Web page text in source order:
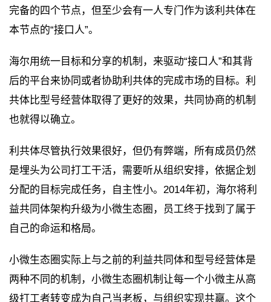
完备的四个节点，但至少会有一人专门作为该利共体在
本节点的“接口人”。
海尔用统一目标和分享的机制，来驱动“接口人”和其背
后的平台来协同或者协助利共体的完成市场的目标。利
共体比型号经营体取得了更好的效果，共同协商的机制
也就得以确立。
利共体尽管执行效果很好，但仍有弊端，所有成员仍然
是埋头为公司打工干活，需要听从组织安排，依据企划
分配的目标完成任务，自主性小。2014年初，海尔将利
益共同体架构升级为小微生态圈，员工终于找到了属于
自己的命运和格局。
小微生态圈实际上与之前的利益共同体和型号经营体是
两种不同的机制，小微生态圈机制让每一个小微主从高
级打工者转变成为自己当老板，与组织实现共赢。这个